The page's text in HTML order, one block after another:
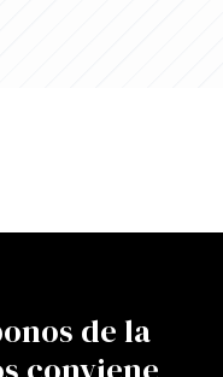
de la